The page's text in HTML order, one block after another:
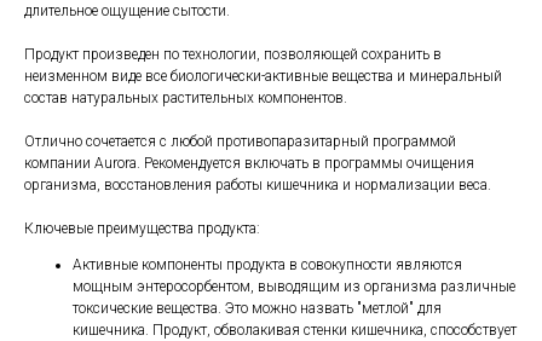
длительное ощущение сытости.
Продукт произведен по технологии, позволяющей сохранить в
неизменном виде все биологически-активные вещества и минеральный
состав натуральных растительных компонентов.
Отлично сочетается с любой противопаразитарный программой
компании Aurora. Рекомендуется включать в программы очищения
организма, восстановления работы кишечника и нормализации веса.
Ключевые преимущества продукта:
Активные компоненты продукта в совокупности являются
мощным энтеросорбентом, выводящим из организма различные
токсические вещества. Это можно назвать "метлой" для
кишечника. Продукт, обволакивая стенки кишечника, способствует